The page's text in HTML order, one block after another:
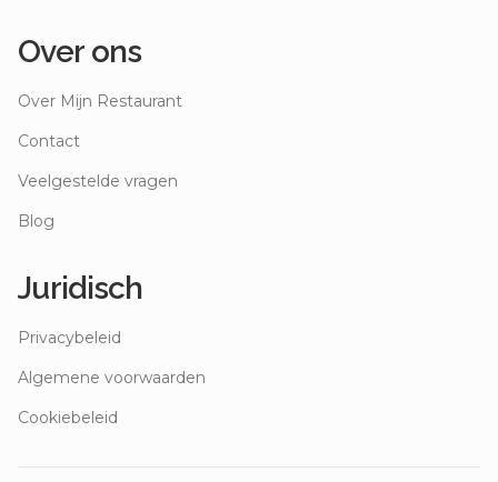
Over ons
Over Mijn Restaurant
Contact
Veelgestelde vragen
Blog
Juridisch
Privacybeleid
Algemene voorwaarden
Cookiebeleid